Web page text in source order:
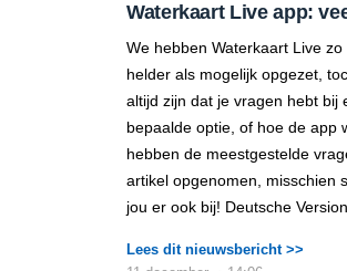
Waterkaart Live app:
We hebben Waterkaart Live zo
helder als mogelijk opgezet,
altijd zijn dat je vragen hebt bij
bepaalde optie, of hoe de app
hebben de meestgestelde
artikel opgenomen, misschien
jou er ook bij! Deutsche
Lees dit nieuwsbericht >>